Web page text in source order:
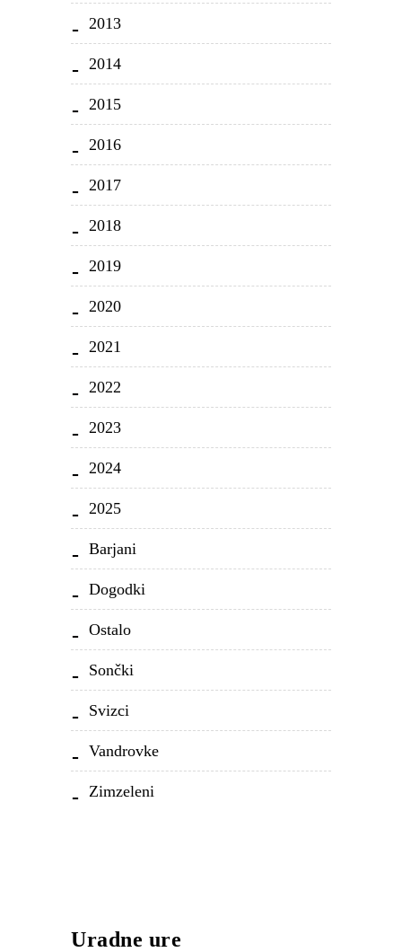
2013
2014
2015
2016
2017
2018
2019
2020
2021
2022
2023
2024
2025
Barjani
Dogodki
Ostalo
Sončki
Svizci
Vandrovke
Zimzeleni
Uradne ure